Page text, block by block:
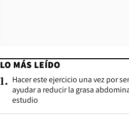
LO MÁS LEÍDO
1. Hacer este ejercicio una vez por
ayudar a reducir la grasa
estudio